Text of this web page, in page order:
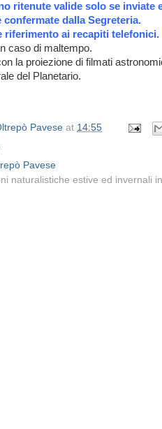
ritenute valide solo se inviate
confermate dalla Segreteria.
riferimento ai recapiti telefonici.
caso di maltempo.
la proiezione di filmati
del Planetario.
Pavese at 14:55
Pavese
naturalistiche estive ed invernali